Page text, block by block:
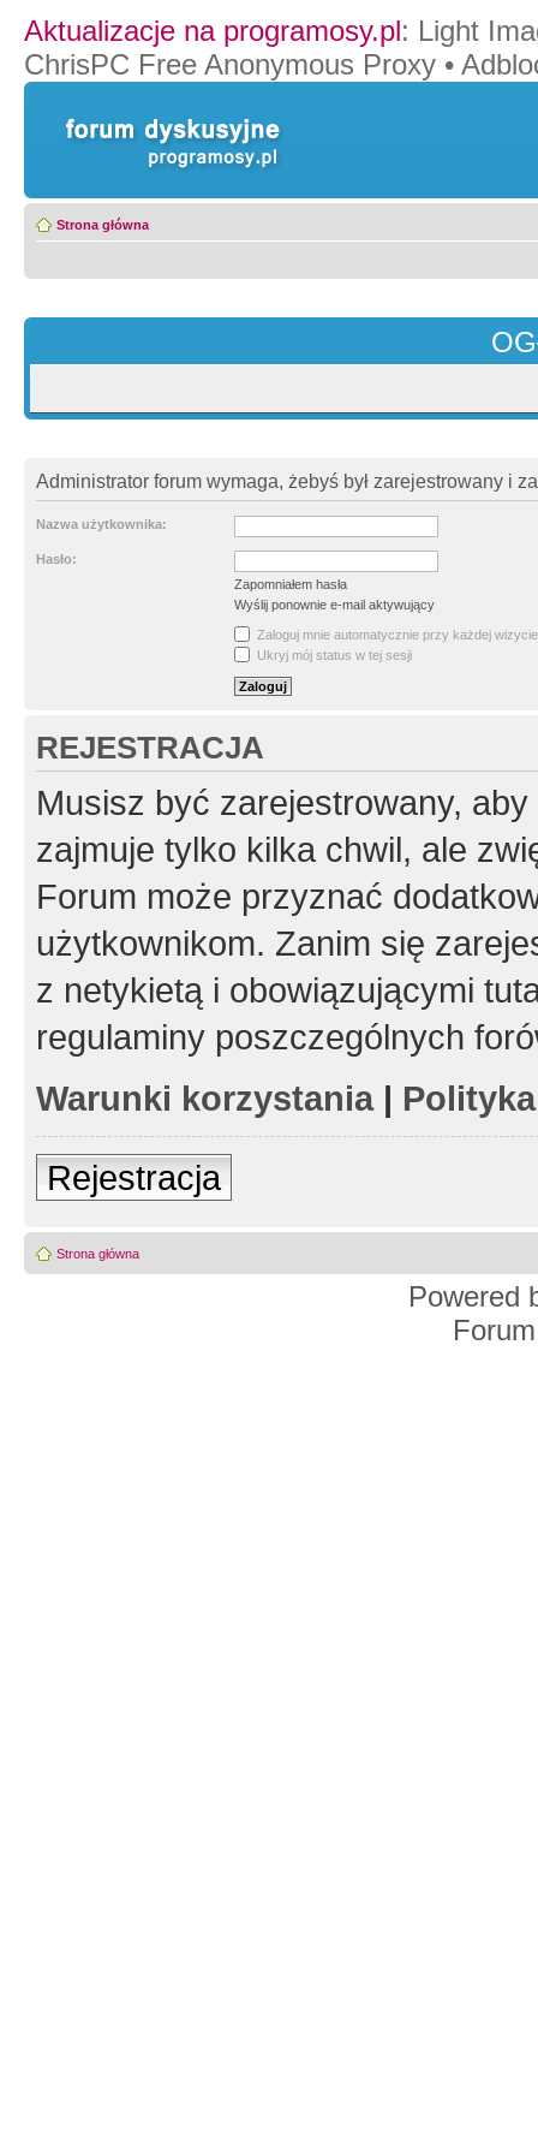
Aktualizacje na programosy.pl: Light
ChrisPC Free Anonymous Proxy •
Strona główna
Administrator forum wymaga, żebyś był zarejestrowany i
Nazwa użytkownika:
Hasło:
Zapomniałem hasła
Wyślij ponownie e-mail aktywujący
Zaloguj mnie automatycznie przy każdej wizycie
Ukryj mój status w tej sesji
REJESTRACJA
Musisz być zarejestrowany,
zajmuje tylko kilka chwil, ale
Forum może przyznać
użytkownikom. Zanim się
z netykietą i obowiązującymi
regulaminy poszczególnych
Warunki korzystania|
Rejestracja
Strona główna
Powered